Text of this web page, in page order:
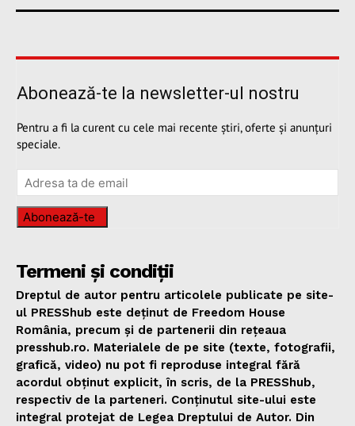
Abonează-te la newsletter-ul nostru
Pentru a fi la curent cu cele mai recente știri, oferte și anunțuri
speciale.
Abonează-te
Termeni și condiții
Dreptul de autor pentru articolele publicate pe site-
ul PRESShub este deținut de Freedom House
România, precum și de partenerii din rețeaua
presshub.ro. Materialele de pe site (texte, fotografii,
grafică, video) nu pot fi reproduse integral fără
acordul obținut explicit, în scris, de la PRESShub,
respectiv de la parteneri. Conținutul site-ului este
integral protejat de Legea Dreptului de Autor. Din